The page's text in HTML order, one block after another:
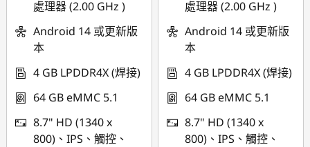
處理器 (2.00 GHz )
Android 14 或更新版
本
4 GB LPDDR4X (焊接)
64 GB eMMC 5.1
8.7" HD (1340 x
800)、IPS、觸控、
處理器 (2.00 GHz )
Android 14 或更新版
本
4 GB LPDDR4X (焊接)
64 GB eMMC 5.1
8.7" HD (1340 x
800)、IPS、觸控、